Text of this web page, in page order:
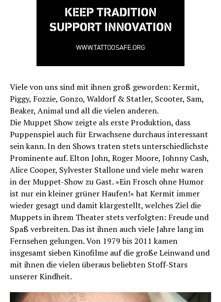
Viele von uns sind mit ihnen groß geworden: Kermit,
Piggy, Fozzie, Gonzo, Waldorf & Statler, Scooter, Sam,
Beaker, Animal und all die vielen anderen.
Die Muppet Show zeigte als erste Produktion, dass
Puppenspiel auch für Erwachsene durchaus interessant
sein kann. In den Shows traten stets unterschiedlichste
Prominente auf. Elton John, Roger Moore, Johnny Cash,
Alice Cooper, Sylvester Stallone und viele mehr waren
in der Muppet-Show zu Gast. »Ein Frosch ohne Humor
ist nur ein kleiner grüner Haufen!« hat Kermit immer
wieder gesagt und damit klargestellt, welches Ziel die
Muppets in ihrem Theater stets verfolgten: Freude und
Spaß verbreiten. Das ist ihnen auch viele Jahre lang im
Fernsehen gelungen. Von 1979 bis 2011 kamen
insgesamt sieben Kinofilme auf die große Leinwand und
mit ihnen die vielen überaus beliebten Stoff-Stars
unserer Kindheit.